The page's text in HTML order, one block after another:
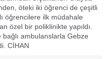
öteki iki öğrenci de çeşitli
öğrencilere ilk müdahale
özel bir poliklinikte yapıldı.
ambulanslarla Gebze
CİHAN